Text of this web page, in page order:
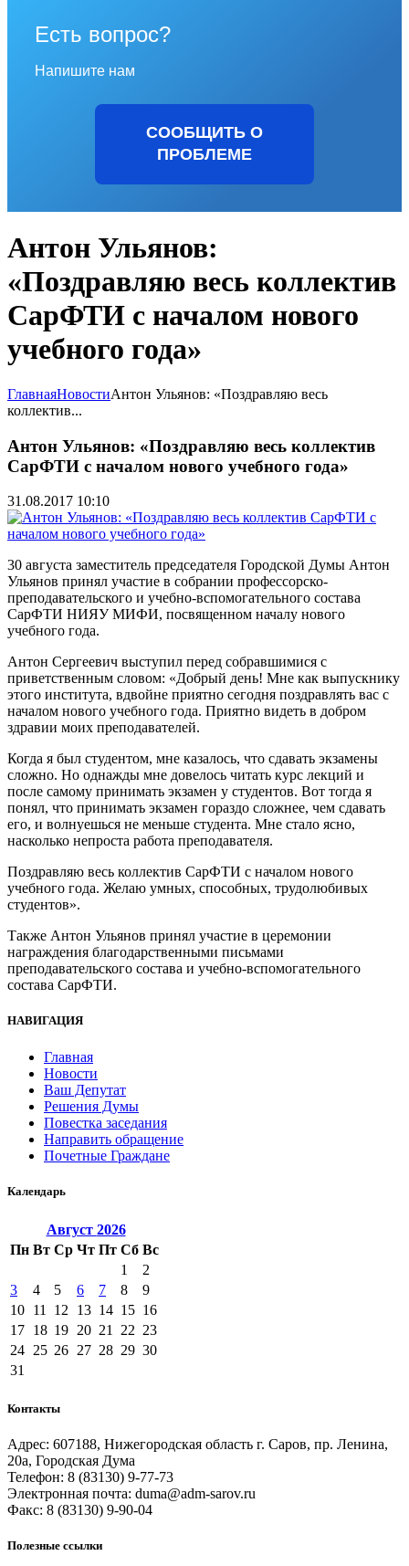
Есть вопрос?
Напишите нам
СООБЩИТЬ О
ПРОБЛЕМЕ
Антон Ульянов:
«Поздравляю весь коллектив
СарФТИ с началом нового
учебного года»
ГлавнаяНовостиАнтон Ульянов: «Поздравляю весь
коллектив...
Антон Ульянов: «Поздравляю весь коллектив
СарФТИ с началом нового учебного года»
31.08.2017 10:10
30 августа заместитель председателя Городской Думы Антон
Ульянов принял участие в собрании профессорско-
преподавательского и учебно-вспомогательного состава
СарФТИ НИЯУ МИФИ, посвященном началу нового
учебного года.
Антон Сергеевич выступил перед собравшимися с
приветственным словом: «Добрый день! Мне как выпускнику
этого института, вдвойне приятно сегодня поздравлять вас с
началом нового учебного года. Приятно видеть в добром
здравии моих преподавателей.
Когда я был студентом, мне казалось, что сдавать экзамены
сложно. Но однажды мне довелось читать курс лекций и
после самому принимать экзамен у студентов. Вот тогда я
понял, что принимать экзамен гораздо сложнее, чем сдавать
его, и волнуешься не меньше студента. Мне стало ясно,
насколько непроста работа преподавателя.
Поздравляю весь коллектив СарФТИ с началом нового
учебного года. Желаю умных, способных, трудолюбивых
студентов».
Также Антон Ульянов принял участие в церемонии
награждения благодарственными письмами
преподавательского состава и учебно-вспомогательного
состава СарФТИ.
НАВИГАЦИЯ
Главная
Новости
Ваш Депутат
Решения Думы
Повестка заседания
Направить обращение
Почетные Граждане
Календарь
Август 2026
Пн Вт Ср Чт Пт Сб Вс
1
2
3
4 5 6 7 8
9
10 11 12 13 14 15 16
17 18 19 20 21 22 23
24 25 26 27 28 29 30
31
Контакты
Адрес: 607188, Нижегородская область г. Саров, пр. Ленина,
20а, Городская Дума
Телефон: 8 (83130) 9-77-73
Электронная почта: duma@adm-sarov.ru
Факс: 8 (83130) 9-90-04
Полезные ссылки